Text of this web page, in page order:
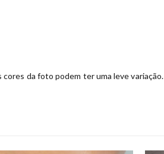
da foto podem ter uma leve variação.